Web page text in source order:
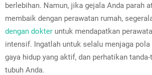
berlebihan. Namun, jika gejala Anda parah
membaik dengan perawatan rumah,
dengan dokter untuk mendapatkan
intensif. Ingatlah untuk selalu menjaga pola
gaya hidup yang aktif, dan perhatikan
tubuh Anda.